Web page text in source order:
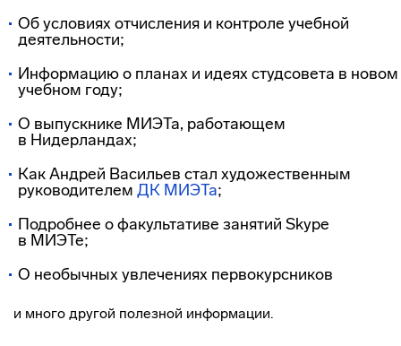
Об условиях отчисления и контроле учебной
деятельности;
Информацию о планах и идеях студсовета в новом
учебном году;
О выпускнике МИЭТа, работающем
в Нидерландах;
Как Андрей Васильев стал художественным
руководителем ДК МИЭТа;
Подробнее о факультативе занятий Skype
в МИЭТе;
О необычных увлечениях первокурсников
и много другой полезной информации.